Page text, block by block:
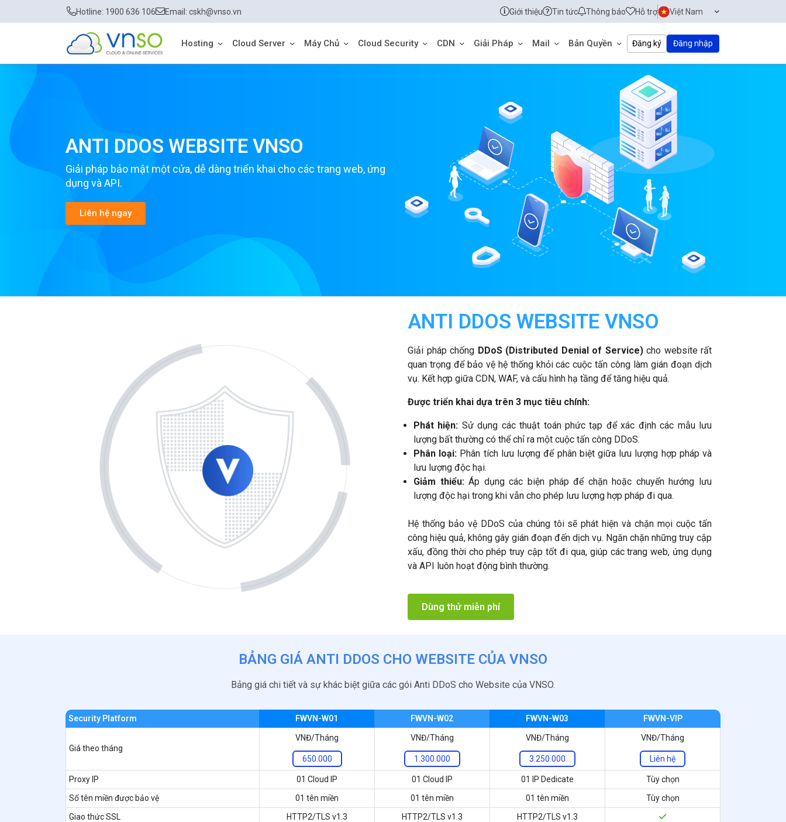
Hotline: 1900 636 106 Email: cskh@vnso.vn Giới thiệu Tin tức Thông báo Hỗ trợ Việt Nam
Hosting Cloud Server Máy Chủ Cloud Security CDN Giải Pháp Mail Bản Quyền Đăng ký Đăng nhập
ANTI DDOS WEBSITE VNSO
Giải pháp bảo mật một cửa, dễ dàng triển khai cho các trang web, ứng
dụng và API.
Liên hệ ngay
ANTI DDOS WEBSITE VNSO​
Giải pháp chống DDoS (Distributed Denial of Service)cho website rất
quan trọng để bảo vệ hệ thống khỏi các cuộc tấn công làm gián đoạn dịch
vụ. Kết hợp giữa CDN, WAF, và cấu hình hạ tầng để tăng hiệu quả.
Được triển khai dựa trên 3 mục tiêu chính:
Phát hiện: Sử dụng các thuật toán phức tạp để xác định các mẫu lưu
lượng bất thường có thể chỉ ra một cuộc tấn công DDoS.
Phân loại: Phân tích lưu lượng để phân biệt giữa lưu lượng hợp pháp và
lưu lượng độc hại.
Giảm thiểu:Áp dụng các biện pháp để chặn hoặc chuyển hướng lưu
lượng độc hại trong khi vẫn cho phép lưu lượng hợp pháp đi qua.
Hệ thống bảo vệ DDoS của chúng tôi sẽ phát hiện và chặn mọi cuộc tấn
công hiệu quả, không gây gián đoạn đến dịch vụ. Ngăn chặn những truy cập
xấu, đồng thời cho phép truy cập tốt đi qua, giúp các trang web, ứng dụng
và API luôn hoạt động bình thường.
Dùng thử miễn phí
BẢNG GIÁ ANTI DDOS CHO WEBSITE CỦA VNSO
Bảng giá chi tiết và sự khác biệt giữa các gói Anti DDoS cho Website của VNSO.
Security Platform FWVN-W01 FWVN-W02 FWVN-W03 FWVN-VIP
Giá theo tháng
VNĐ/Tháng
650.000
VNĐ/Tháng
1.300.000
VNĐ/Tháng
3.250.000
VNĐ/Tháng
Liên hệ
Proxy IP 01 Cloud IP 01 Cloud IP 01 IP Dedicate
Tùy chọn
Số tên miền được bảo vệ
01 tên miền 01 tên miền 01 tên miền
Tùy chọn
Giao thức SSL
HTTP2/TLS v1.3 HTTP2/TLS v1.3
HTTP2/TLS v1.3